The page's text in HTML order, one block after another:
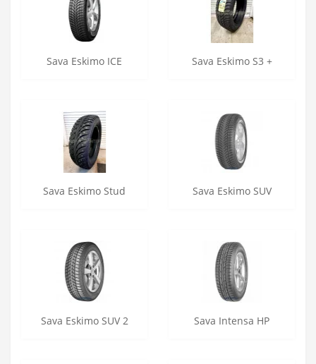
Sava Eskimo ICE Sava Eskimo S3 +
Sava Eskimo Stud Sava Eskimo SUV
Sava Eskimo SUV 2 Sava Intensa HP